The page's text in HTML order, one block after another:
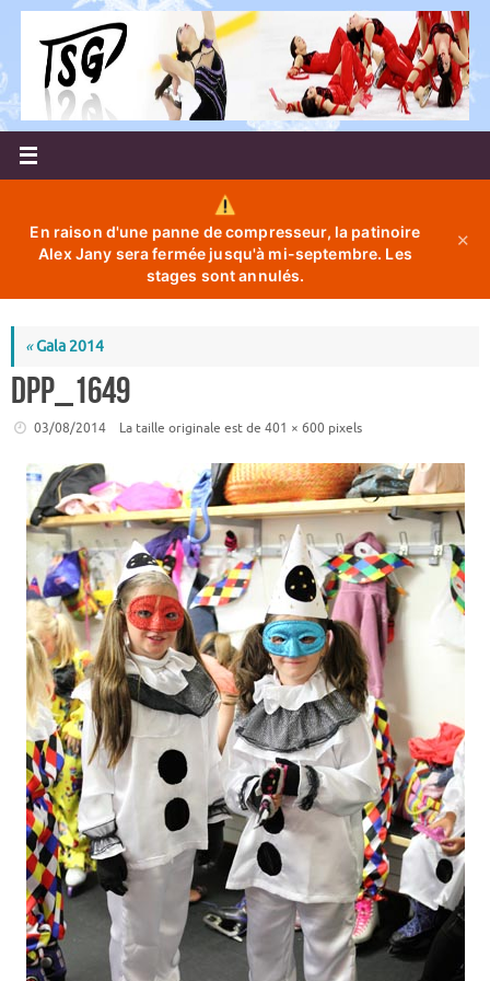
Passer
contenu
En raison d'une panne de compresseur, la patinoire
Alex Jany sera fermée jusqu'à mi-septembre. Les
stages sont annulés.
✕
«Gala 2014
DPP_1649
03/08/2014 La taille originale est de 401 × 600 pixels